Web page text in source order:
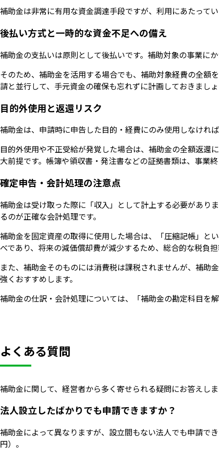
補助金は非常に有用な資金調達手段ですが、利用にあたって
後払い方式と一時的な資金不足への備え
補助金の支払いは原則として後払いです。補助対象の事業に
そのため、補助金を活用する場合でも、補助対象経費の全額
請と並行して、手元資金の確保も忘れずに計画しておきまし
目的外使用と返還リスク
補助金は、申請時に申告した目的・経費にのみ使用しなけれ
目的外使用や不正受給が発覚した場合は、補助金の全額返還
大前提です。帳簿や領収書・発注書などの証拠書類は、事業
確定申告・会計処理の注意点
補助金は受け取った際に「収入」として計上する必要があり
るのが正確な会計処理です。
補助金を固定資産の取得に使用した場合は、「圧縮記帳」と
べであり、将来の減価償却費が減少するため、総合的な税負
また、補助金そのものには消費税は課税されませんが、補
強くおすすめします。
補助金の仕訳・会計処理については、「補助金の勘定科目
よくある質問
補助金に関して、経営者から多く寄せられる疑問にお答えし
法人設立したばかりでも申請できますか？
補助金によって異なりますが、設立間もない法人でも申請で
円）。